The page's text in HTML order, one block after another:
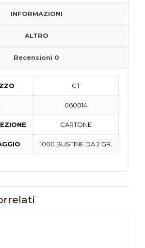
INFORMAZIONI
ALTRO
Recensioni 0
CT
060014
CARTONE
1000 BUSTINE DA 2 GR.